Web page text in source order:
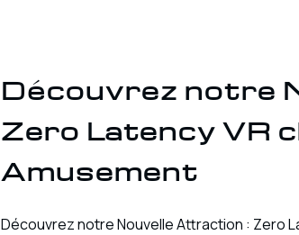
Découvrez notre
Zero Latency VR
Amusement
Découvrez notre Nouvelle Attraction : Zero